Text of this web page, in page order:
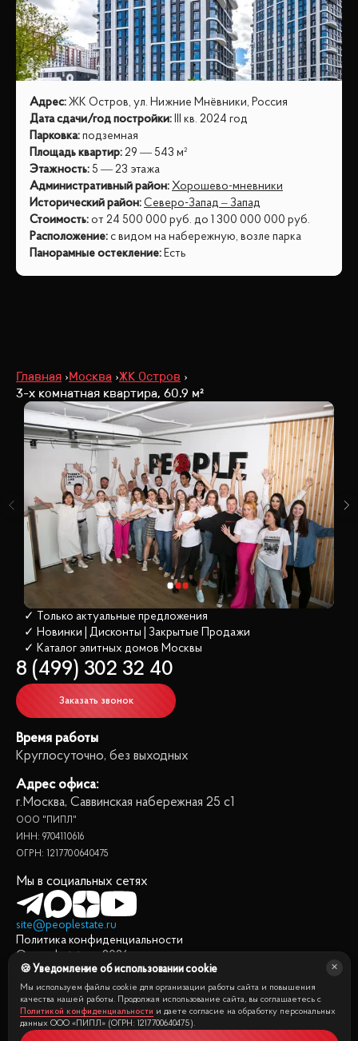
Адрес: ЖК Остров, ул. Нижние Мнёвники, Россия
Дата сдачи/год постройки: III кв. 2024 год
Парковка: подземная
Площадь квартир: 29 — 543 м²
Этажность: 5 — 23 этажа
Административный район: Хорошево-мневники
Исторический район: Северо-Запад – Запад
Стоимость: от 24 500 000 руб. до 1 300 000 000 руб.
Расположение: с видом на набережную, возле парка
Панорамные остекление: Есть
Главная Москва ЖК Остров
3-х комнатная квартира, 60.9 м²
✓ Только актуальные предложения
✓ Новинки | Дисконты | Закрытые Продажи
✓ Каталог элитных домов Москвы
8 (499) 302 32 40
Заказать звонок
Время работы
Круглосуточно, без выходных
Адрес офиса:
г.Москва, Саввинская набережная 25 с1
ООО "ПИПЛ"
ИНН: 9704110616
ОГРН: 1217700640475
Мы в социальных сетях
site@peoplestate.ru
Политика конфиденциальности
© peoplestate.ru 2026
Представленная на сайте информация, в т.ч. стоимости
квартир, носит информационный характер и не является
публичной офертой. Условия продажи квартиры могут быть
изменены собственником без уведомления.
🍪 Уведомление об использовании cookie
Мы используем файлы cookie для организации работы сайта и повышения
качества нашей работы. Продолжая использование сайта, вы соглашаетесь с
Политикой конфиденциальности и даете согласие на обработку персональных
данных ООО «ПИПЛ» (ОГРН: 1217700640475).